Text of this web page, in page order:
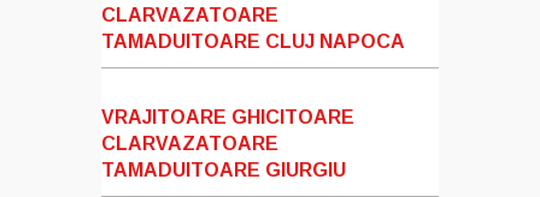
CLARVAZATOARE
TAMADUITOARE CLUJ NAPOCA
VRAJITOARE GHICITOARE
CLARVAZATOARE
TAMADUITOARE GIURGIU